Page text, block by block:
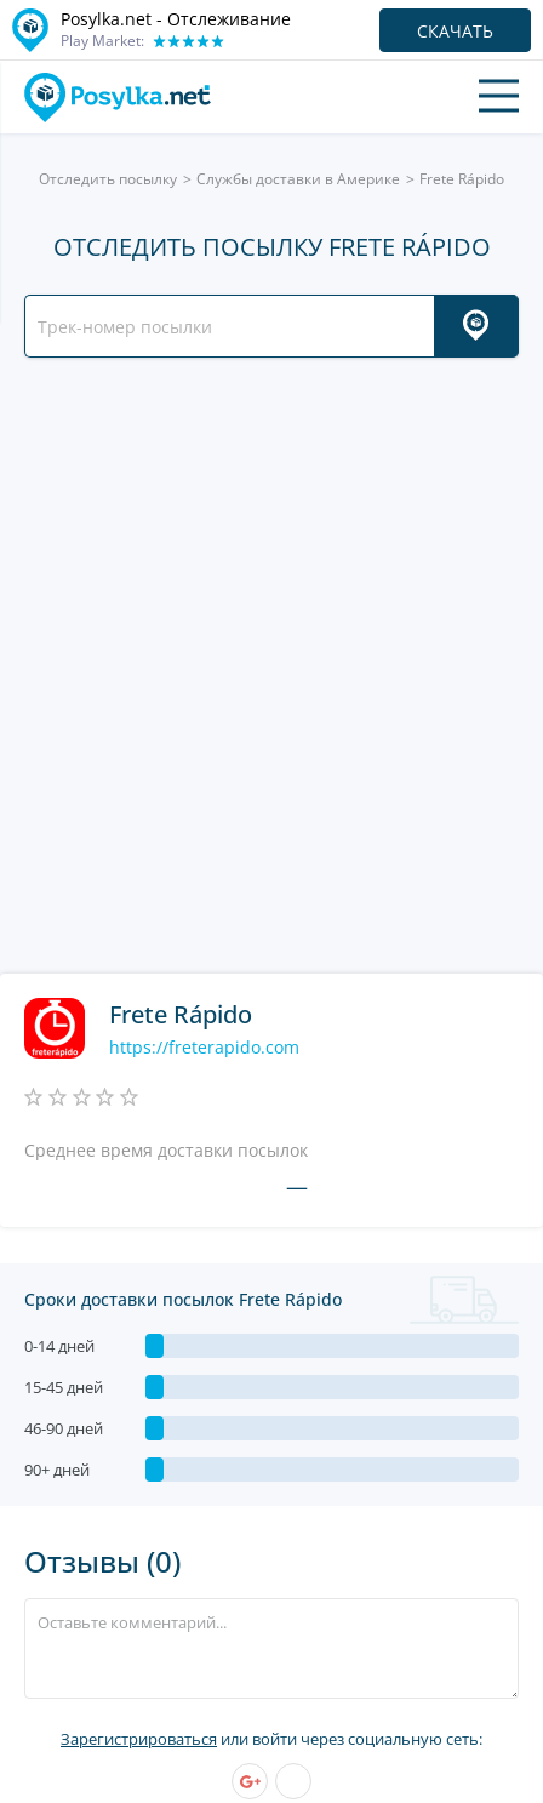
Posylka.net - Отслеживание
Play Market: СКАЧАТЬ
Отследить посылку Службы доставки в Америке Frete Rápido
ОТСЛЕДИТЬ ПОСЫЛКУ FRETE RÁPIDO
Frete Rápido
https://freterapido.com
Среднее время доставки посылок
—
Сроки доставки посылок Frete Rápido
0-14 дней
15-45 дней
46-90 дней
90+ дней
Отзывы (0)
Зарегистрироваться или войти через социальную сеть: